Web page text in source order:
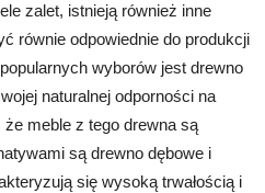
zalet, istnieją również inne
równie odpowiednie do produkcji
wyborów jest drewno
naturalnej odporności na
meble z tego drewna są
są drewno dębowe i
się wysoką trwałością i